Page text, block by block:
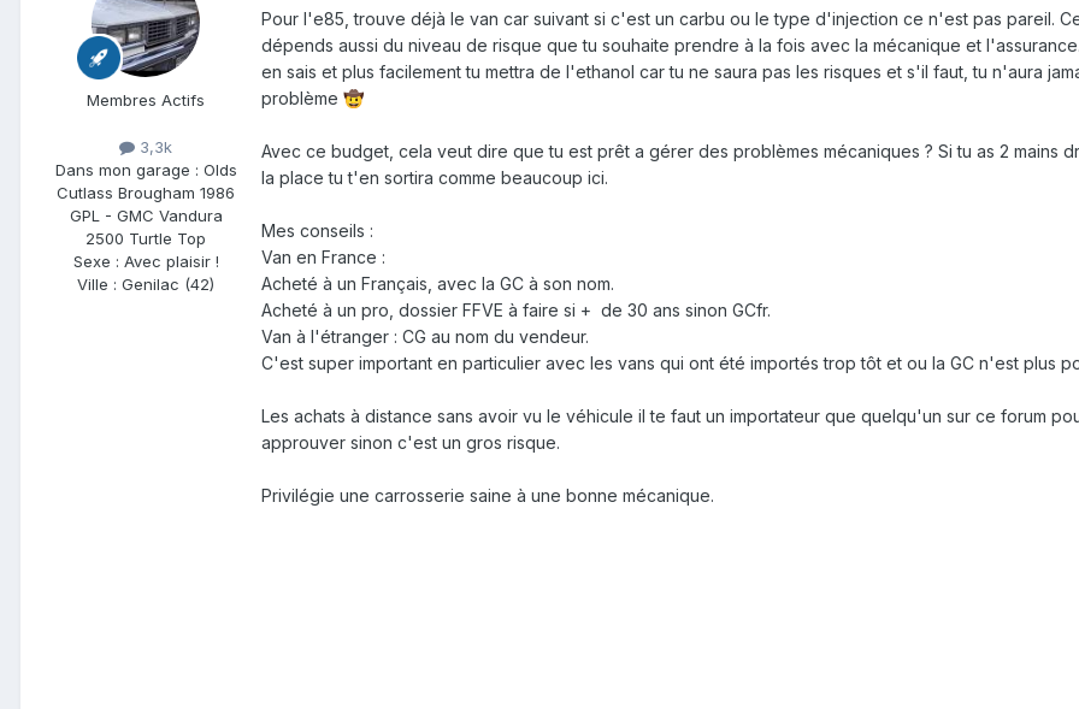
Membres Actifs
3,3k
Dans mon garage : Olds
Cutlass Brougham 1986
GPL - GMC Vandura
2500 Turtle Top
Sexe : Avec plaisir !
Ville : Genilac (42)
Pour l'e85, trouve déjà le van car suivant si c'est un carbu ou le type d'injection ce n'est pas pareil.
dépends aussi du niveau de risque que tu souhaite prendre à la fois avec la mécanique et
en sais et plus facilement tu mettra de l'ethanol car tu ne saura pas les risques et s'il faut, tu n'aura
problème 🤠
Avec ce budget, cela veut dire que tu est prêt a gérer des problèmes mécaniques ? Si tu as 2 mains
la place tu t'en sortira comme beaucoup ici.
Mes conseils :
Van en France :
Acheté à un Français, avec la GC à son nom.
Acheté à un pro, dossier FFVE à faire si + de 30 ans sinon GCfr.
Van à l'étranger : CG au nom du vendeur.
C'est super important en particulier avec les vans qui ont été importés trop tôt et ou la GC n'est plus
Les achats à distance sans avoir vu le véhicule il te faut un importateur que quelqu'un sur ce forum
approuver sinon c'est un gros risque.
Privilégie une carrosserie saine à une bonne mécanique.